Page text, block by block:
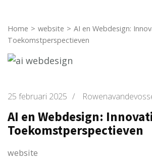
Home > website > AI en Webdesign:
Toekomstperspectieven
25 februari 2025 /
AI en Webdesign:
Toekomstperspectieven
website